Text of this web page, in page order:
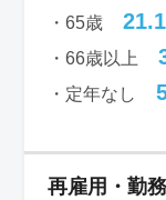
・65歳
・66歳以上
・定年なし
再雇用・勤